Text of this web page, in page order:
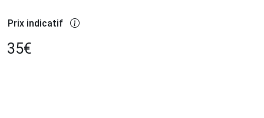
Prix indicatif
35€